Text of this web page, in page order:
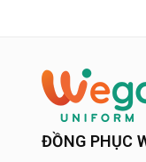
ĐỒNG PHỤC